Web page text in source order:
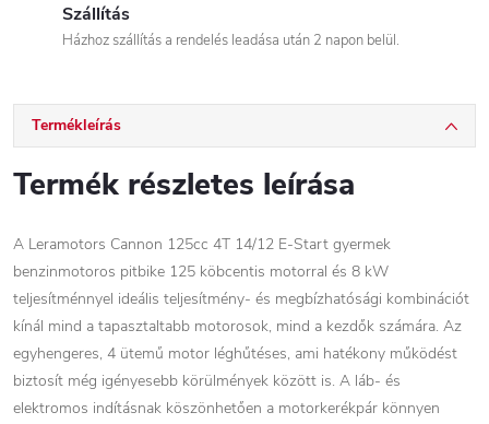
Szállítás
Házhoz szállítás a rendelés leadása után 2 napon belül.
Termékleírás
Termék részletes leírása
A Leramotors Cannon 125cc 4T 14/12 E-Start gyermek
benzinmotoros pitbike 125 köbcentis motorral és 8 kW
teljesítménnyel ideális teljesítmény- és megbízhatósági kombinációt
kínál mind a tapasztaltabb motorosok, mind a kezdők számára. Az
egyhengeres, 4 ütemű motor léghűtéses, ami hatékony működést
biztosít még igényesebb körülmények között is. A láb- és
elektromos indításnak köszönhetően a motorkerékpár könnyen